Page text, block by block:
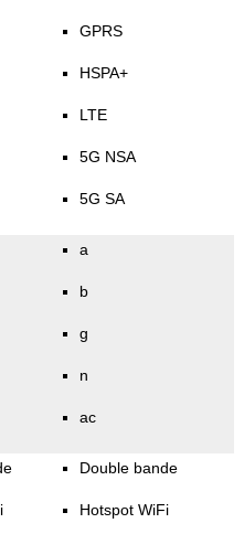
GPRS
HSPA+
LTE
5G NSA
5G SA
a
b
g
n
ac
Double bande
Hotspot WiFi